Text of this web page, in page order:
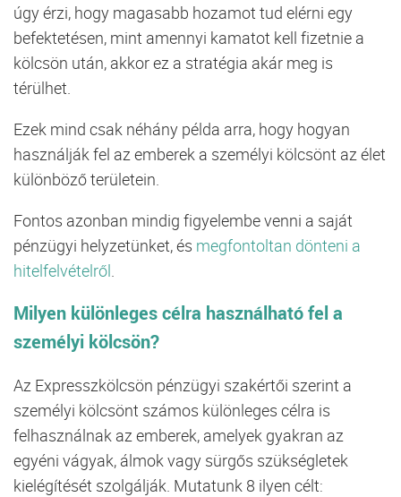
úgy érzi, hogy magasabb hozamot tud elérni egy
befektetésen, mint amennyi kamatot kell fizetnie a
kölcsön után, akkor ez a stratégia akár meg is
térülhet.
Ezek mind csak néhány példa arra, hogy hogyan
használják fel az emberek a személyi kölcsönt az élet
különböző területein.
Fontos azonban mindig figyelembe venni a saját
pénzügyi helyzetünket, és megfontoltan dönteni a
hitelfelvételről
Milyen különleges célra használható fel a
személyi kölcsön?
Az Expresszkölcsön pénzügyi szakértői szerint a
személyi kölcsönt számos különleges célra is
felhasználnak az emberek, amelyek gyakran az
egyéni vágyak, álmok vagy sürgős szükségletek
kielégítését szolgálják. Mutatunk 8 ilyen célt: